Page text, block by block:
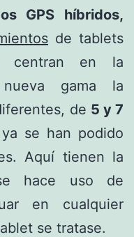
GPS híbridos,
de tablets
en la
gama la
de 5 y 7
se han podido
Aquí tienen la
hace uso de
en cualquier
se tratase.